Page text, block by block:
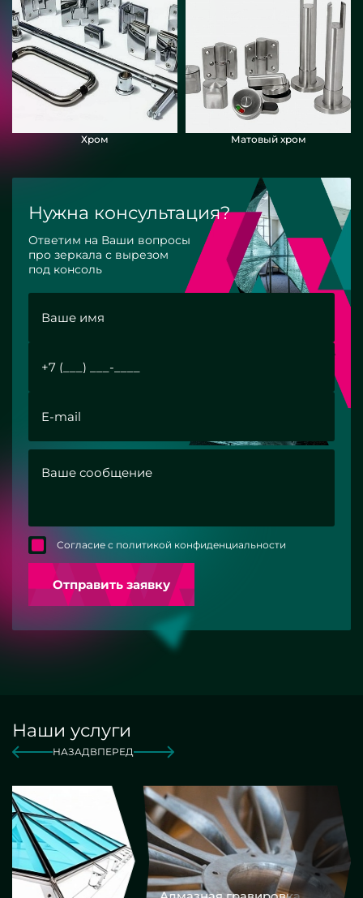
Хром Матовый хром
Нужна консультация?
Ответим на Ваши вопросы
про зеркала с вырезом
под консоль
Согласие с политикой конфиденциальности
Отправить заявку
Наши услуги
НАЗАДВПЕРЕД